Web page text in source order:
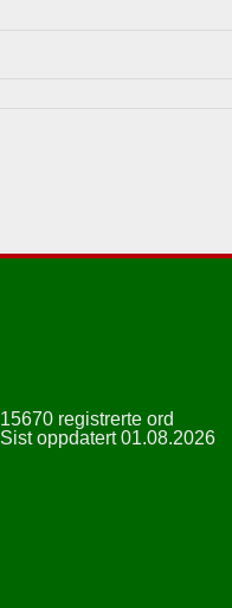
15670 registrerte ord
Sist oppdatert 01.08.2026